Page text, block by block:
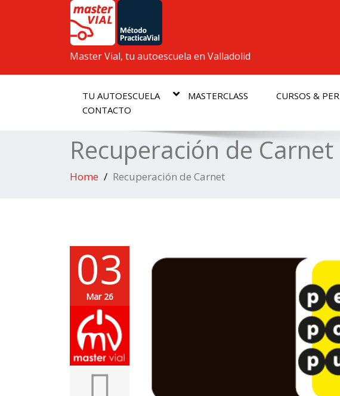
Master Vial, tu autoescuela en Valladolid
TU AUTOESCUELA MASTERCLASS CURSOS &
CONTACTO
Recuperación de Carnet
Home Recuperación de Carnet
03
Mar 26